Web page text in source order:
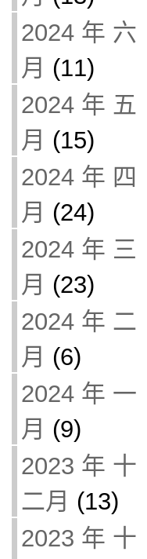
2024 年 六
月 (11)
2024 年 五
月 (15)
2024 年 四
月 (24)
2024 年 三
月 (23)
2024 年 二
月 (6)
2024 年 一
月 (9)
2023 年 十
二月 (13)
2023 年 十